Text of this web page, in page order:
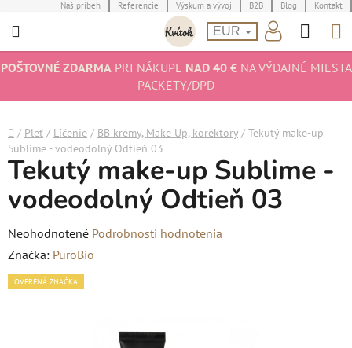
na
Náš príbeh Referencie Výskum a vývoj B2B Blog Kontakt
EUR
POŠTOVNÉ ZDARMAPRI NÁKUPE NAD 40 €NA VÝDAJNÉ MIESTA
PACKETY/DPD
Domov
/ Pleť / Líčenie / BB krémy, Make Up, korektory / Tekutý make-up
Sublime - vodeodolný Odtieň 03
Tekutý make-up Sublime -
vodeodolný Odtieň 03
Priemerné
hodnotenie
produktu
Neohodnotené Podrobnosti hodnotenia
Značka: PuroBio
OVERENÁ ZNAČKA